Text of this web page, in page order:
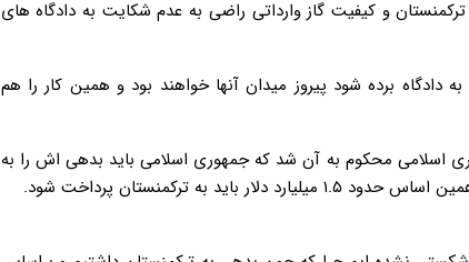
و کیفیت گاز وارداتی راضی به عدم شکایت به دادگاه های
دادگاه برده شود پیروز میدان آنها خواهند بود و همین کار را هم
اسلامی محکوم به آن شد که جمهوری اسلامی باید بدهی اش را به
ترکمنستان پرداخت شود.